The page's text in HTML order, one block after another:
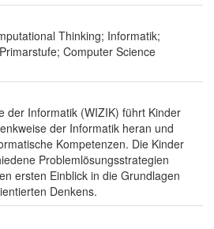
Thinking; Informatik;
Computer Science
der Informatik (WIZIK) führt Kinder
der Informatik heran und
Kompetenzen. Die Kinder
Problemlösungsstrategien
ersten Einblick in die Grundlagen
Denkens.